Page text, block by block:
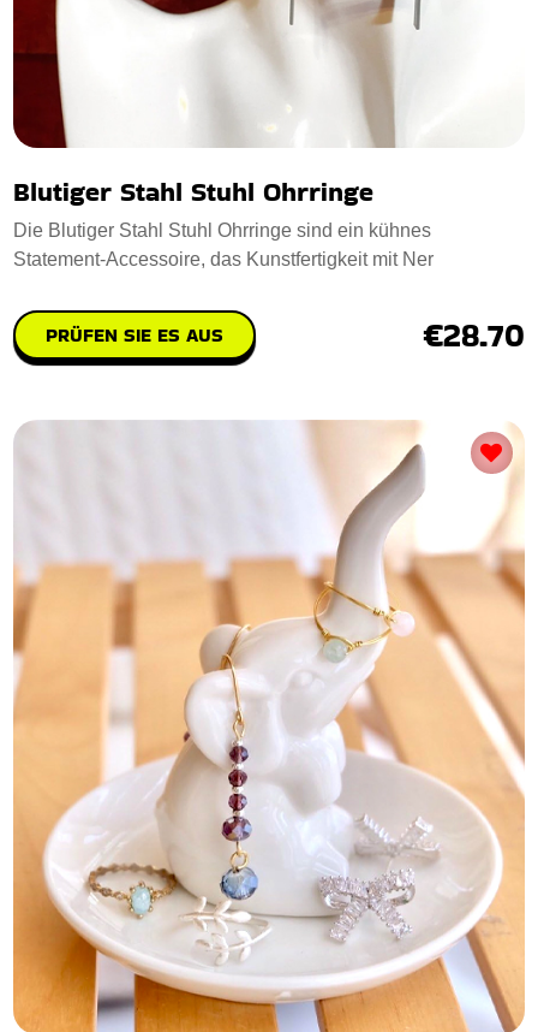
Blutiger Stahl Stuhl Ohrringe
Die Blutiger Stahl Stuhl Ohrringe sind ein kühnes
Statement-Accessoire, das Kunstfertigkeit mit Ner
PRÜFEN SIE ES AUS €28.70